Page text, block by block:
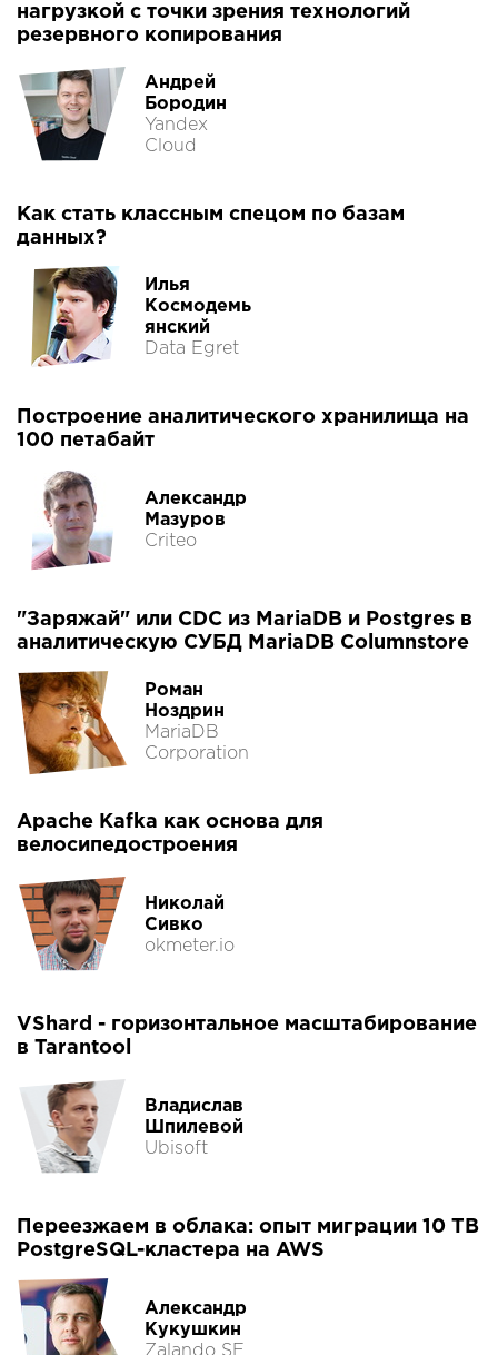
нагрузкой с точки зрения технологий
резервного копирования
Андрей
Бородин
Yandex
Cloud
Как стать классным спецом по базам
данных?
Илья
Космодемь
янский
Data Egret
Построение аналитического хранилища на
100 петабайт
Александр
Мазуров
Criteo
"Заряжай" или CDC из MariaDB и Postgres в
аналитическую СУБД MariaDB Columnstore
Роман
Ноздрин
MariaDB
Corporation
Apache Kafka как основа для
велосипедостроения
Николай
Сивко
okmeter.io
VShard - горизонтальное масштабирование
в Tarantool
Владислав
Шпилевой
Ubisoft
Переезжаем в облака: опыт миграции 10 TB
PostgreSQL-кластера на AWS
Александр
Кукушкин
Zalando SE